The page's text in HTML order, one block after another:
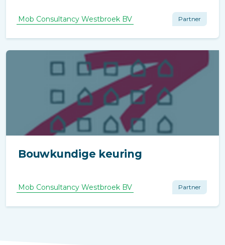
Mob Consultancy Westbroek BV Partner
Bouwkundige keuring
Mob Consultancy Westbroek BV Partner